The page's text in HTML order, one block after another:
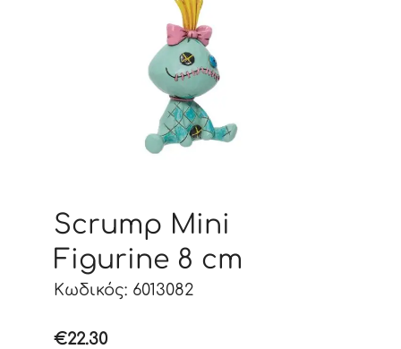
Scrump Mini
Figurine 8 cm
Κωδικός: 6013082
€22.30